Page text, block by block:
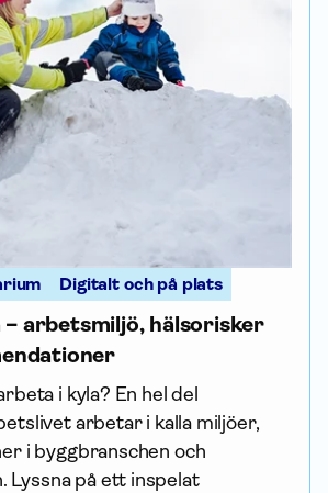
Digitalt och på plats
arbetsmiljö, hälsorisker
i kyla? En hel del
arbetar i kalla miljöer,
i byggbranschen och
Lyssna på ett inspelat